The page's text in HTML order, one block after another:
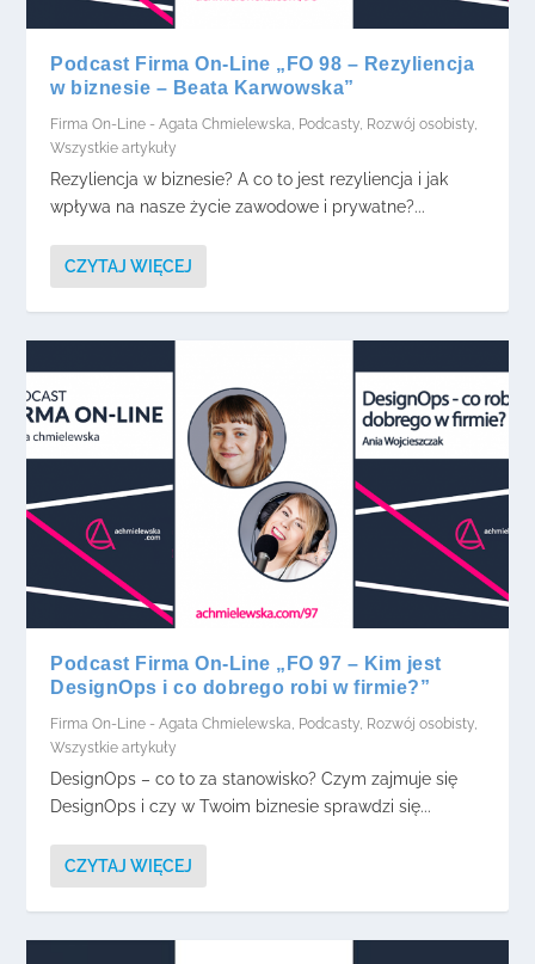
Podcast Firma On-Line „FO 98 – Rezyliencja
w biznesie – Beata Karwowska”
Firma On-Line - Agata Chmielewska Podcasty Rozwój osobisty
Wszystkie artykuły
Rezyliencja w biznesie? A co to jest rezyliencja i jak
wpływa na nasze życie zawodowe i prywatne?...
CZYTAJ WIĘCEJ
Podcast Firma On-Line „FO 97 – Kim jest
DesignOps i co dobrego robi w firmie?”
Firma On-Line - Agata Chmielewska, Podcasty, Rozwój osobisty,
Wszystkie artykuły
DesignOps – co to za stanowisko? Czym zajmuje się
DesignOps i czy w Twoim biznesie sprawdzi się...
CZYTAJ WIĘCEJ